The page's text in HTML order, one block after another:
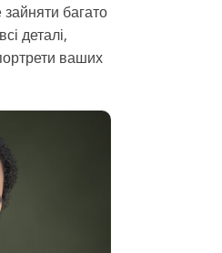
багато
деталі,
ваших